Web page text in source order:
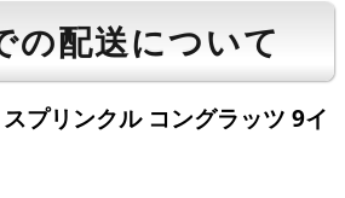
の配送について
プリンクル コングラッツ 9イ